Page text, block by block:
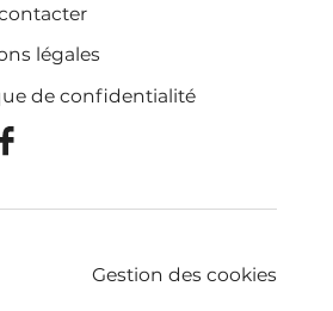
légales
de confidentialité
Gestion des cookies